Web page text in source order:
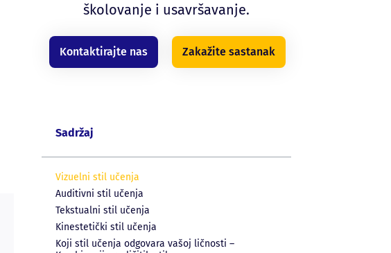
školovanje i usavršavanje.
Kontaktirajte nas Zakažite sastanak
Sadržaj
Vizuelni stil učenja
Auditivni stil učenja
Tekstualni stil učenja
Kinestetički stil učenja
Koji stil učenja odgovara vašoj ličnosti –